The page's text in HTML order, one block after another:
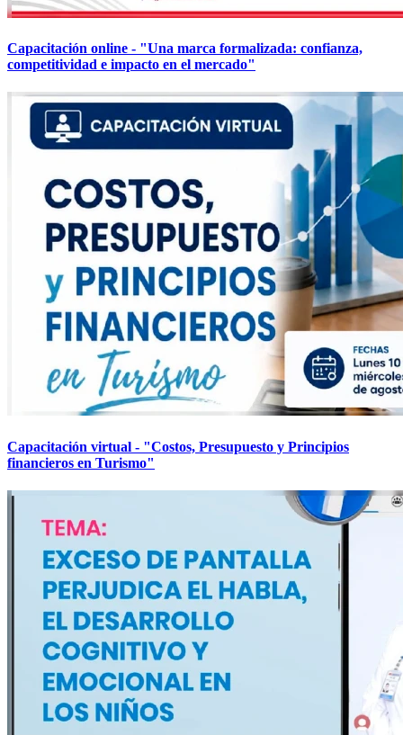
Capacitación online - "Una marca formalizada: confianza,
competitividad e impacto en el mercado"
Capacitación virtual - "Costos, Presupuesto y Principios
financieros en Turismo"